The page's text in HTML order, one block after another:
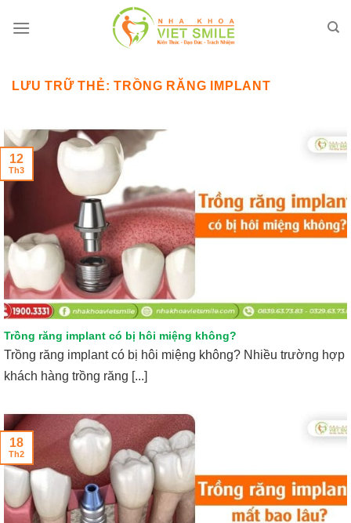
qua
LƯU TRỮ THẺ:TRỒNG RĂNG IMPLANT
Trồng răng implant có bị hôi miệng không?
Trồng răng implant có bị hôi miệng không? Nhiều trường hợp
khách hàng trồng răng [...]
12
Th3
18
Th2